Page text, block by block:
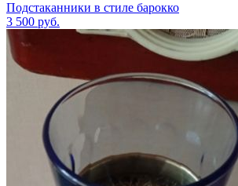
Подстаканники в стиле барокко
3 500 руб.